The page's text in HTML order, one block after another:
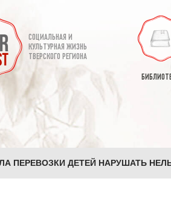
СОЦИАЛЬНАЯ И
КУЛЬТУРНАЯ ЖИЗНЬ
ТВЕРСКОГО РЕГИОНА
ПЕРЕВОЗКИ ДЕТЕЙ НАРУШАТЬ